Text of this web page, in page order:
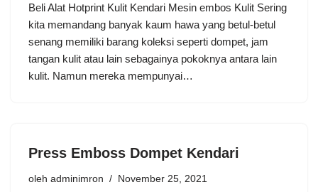
Beli Alat Hotprint Kulit Kendari Mesin embos Kulit Sering
kita memandang banyak kaum hawa yang betul-betul
senang memiliki barang koleksi seperti dompet, jam
tangan kulit atau lain sebagainya pokoknya antara lain
kulit. Namun mereka mempunyai…
Press Emboss Dompet Kendari
oleh adminimron November 25, 2021